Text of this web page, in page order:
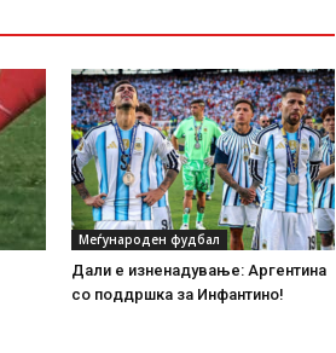
Меѓународен фудбал
Дали е изненадување: Аргентина
со поддршка за Инфантино!